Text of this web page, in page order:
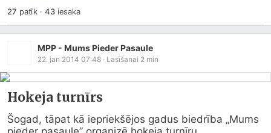
27 patīk · 43iesaka
MPP - Mums Pieder Pasaule
22. jan 2014 07:48 · Lasīšanai 2 min
Hokeja turnīrs
Šogad, tāpat kā iepriekšējos gadus biedrība „Mums